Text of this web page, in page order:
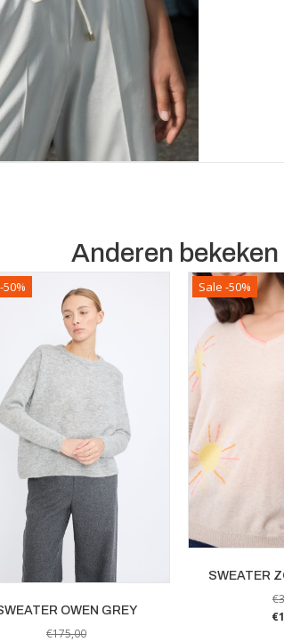
Anderen bekeken
50%
OWEN GREY
€175,00
Sale -50%
SWEATER
€
€